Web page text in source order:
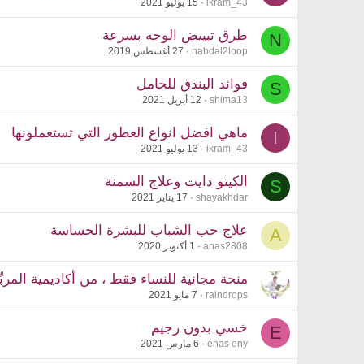
ikram_43 15 يوليو 2021
N طرق تبييض الوجه بسرعة
nabdal2loop 27 أغسطس 2019
S فوائد البندق للحامل
shima13 12 أبريل 2021
I ماهي افضل انواع العطور التي تستعملونها
ikram_43 13 يوليو 2021
S الكيتو دايت وعلاج السمنة
shayakhdar 17 يناير 2021
A علاج حب الشباب للبشرة الحساسة
anas2808 1 أكتوبر 2020
منحة مجانية للنساء فقط ، من أكاديمية
raindrops 7 مايو 2021
E خسي بدون رجيم
enas eny 6 مارس 2021